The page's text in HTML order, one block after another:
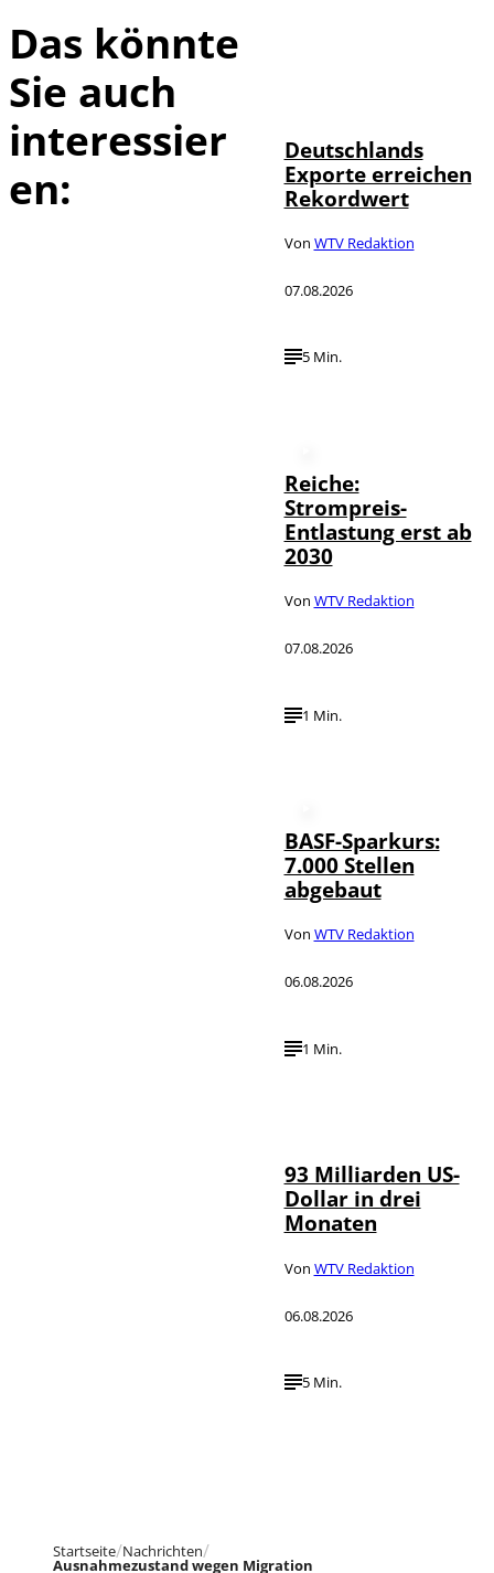
Das könnte
Sie auch
interessier
en:
Deutschlands
Exporte erreichen
Rekordwert
Von WTV Redaktion
07.08.2026
5 Min.
Reiche:
Strompreis-
Entlastung erst ab
2030
Von WTV Redaktion
07.08.2026
1 Min.
BASF-Sparkurs:
7.000 Stellen
abgebaut
Von WTV Redaktion
06.08.2026
1 Min.
93 Milliarden US-
Dollar in drei
Monaten
Von WTV Redaktion
06.08.2026
5 Min.
Startseite Nachrichten
Ausnahmezustand wegen Migration